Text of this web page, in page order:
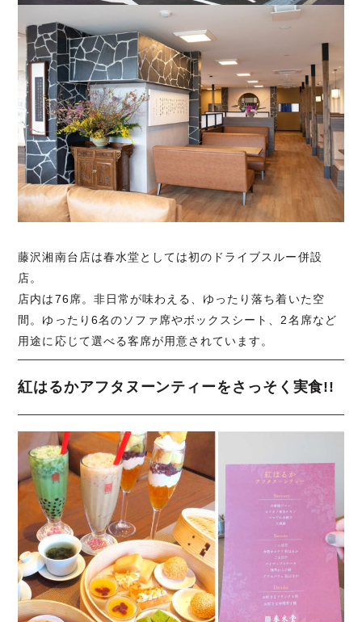
藤沢湘南台店は春水堂としては初のドライブスルー併設
店。
店内は76席。非日常が味わえる、ゆったり落ち着いた空
間。ゆったり6名のソファ席やボックスシート、2名席など
用途に応じて選べる客席が用意されています。
紅はるかアフタヌーンティーをさっそく実食!!